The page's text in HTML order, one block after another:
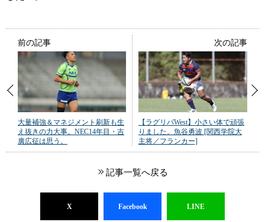
前の記事
大量補強＆マネジメント刷新も生
え抜きの力大事。NEC14年目・吉
廣広征は思う。
次の記事
【ラグリパWest】小さい体で頑張
りました。魚谷勇波 [関西学院大
主将／フランカー]
記事一覧へ戻る
X Facebook LINE